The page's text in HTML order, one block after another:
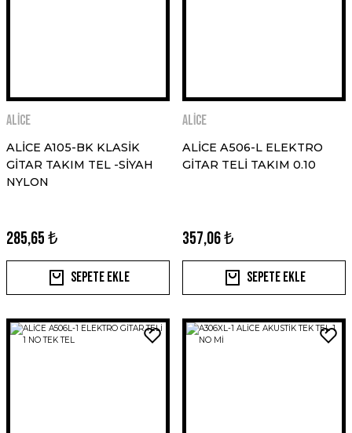
ALİCE
ALİCE A105-BK KLASİK
GİTAR TAKIM TEL -SİYAH
NYLON
285,65 ₺
Sepete Ekle
ALİCE
ALİCE A506-L ELEKTRO
GİTAR TELİ TAKIM 0.10
357,06 ₺
Sepete Ekle